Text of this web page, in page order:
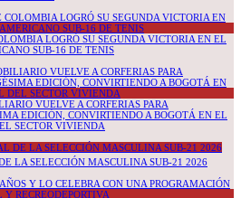
LOGRÓ SU SEGUNDA VICTORIA EN EL
SUB-16 DE TENIS
VUELVE A CORFERIAS PARA
EDICIÓN, CONVIRTIENDO A BOGOTÁ EN EL
SECTOR VIVIENDA
LA SELECCIÓN MASCULINA SUB-21 2026